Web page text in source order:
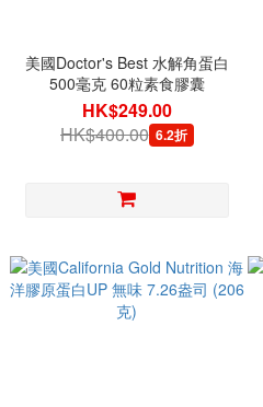
美國Doctor's Best 水解角蛋白
500毫克 60粒素食膠囊
HK$249.00
HK$400.00 6.2折